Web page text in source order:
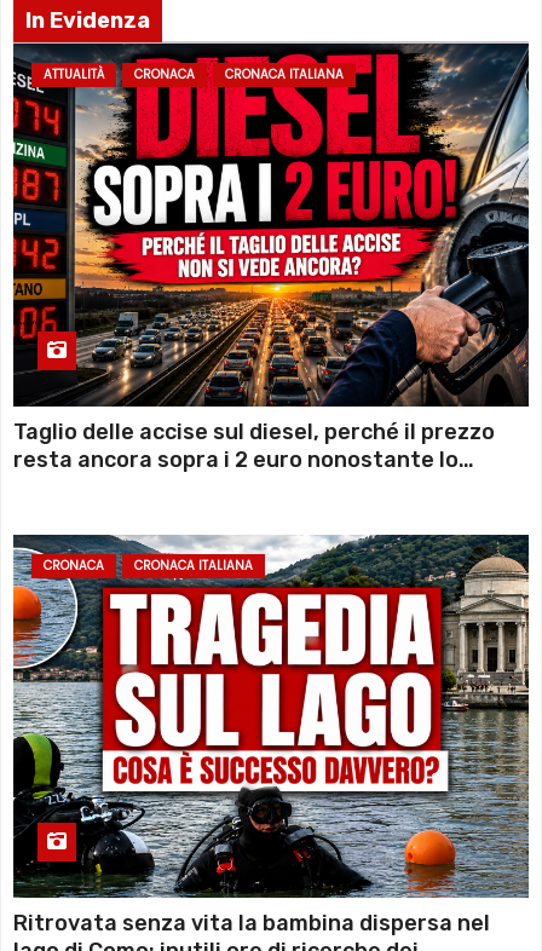
In Evidenza
ATTUALITÀ CRONACA CRONACA ITALIANA
Taglio delle accise sul diesel, perché il prezzo
resta ancora sopra i 2 euro nonostante lo
CRONACA CRONACA ITALIANA
Ritrovata senza vita la bambina dispersa nel